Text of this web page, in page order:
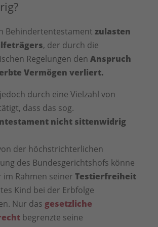
Behindertentestament zulasten
, der durch die
Regelungen den Anspruch
Vermögen verliert.
durch eine Vielzahl von
dass das sog.
nicht sittenwidrig
der höchstrichterlichen
des Bundesgerichtshofs könne
im Rahmen seiner Testierfreiheit
Kind bei der Erbfolge
Nur das gesetzliche
begrenzte seine